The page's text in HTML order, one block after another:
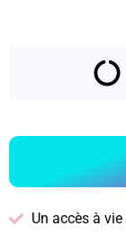
Un accès à